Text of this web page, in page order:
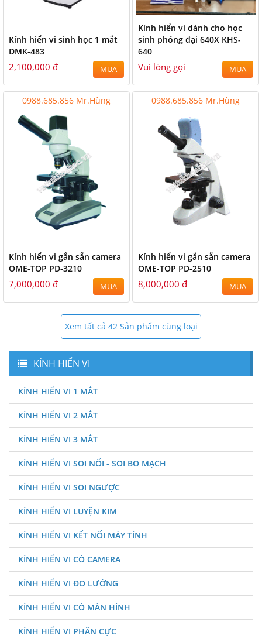
Kính hiển vi sinh học 1 mắt
DMK-483
2,100,000 đ MUA
Kính hiển vi dành cho học
sinh phóng đại 640X KHS-
640
Vui lòng gọi MUA
0988.685.856 Mr.Hùng
Kính hiển vi gắn sẵn camera
OME-TOP PD-3210
7,000,000 đ MUA
0988.685.856 Mr.Hùng
Kính hiển vi gắn sẵn camera
OME-TOP PD-2510
8,000,000 đ MUA
Xem tất cả 42 Sản phẩm cùng loại
KÍNH HIỂN VI
KÍNH HIỂN VI 1 MẮT
KÍNH HIỂN VI 2 MẮT
KÍNH HIỂN VI 3 MẮT
KÍNH HIỂN VI SOI NỔI - SOI BO MẠCH
KÍNH HIỂN VI SOI NGƯỢC
KÍNH HIỂN VI LUYỆN KIM
KÍNH HIỂN VI KẾT NỐI MÁY TÍNH
KÍNH HIỂN VI CÓ CAMERA
KÍNH HIỂN VI ĐO LƯỜNG
KÍNH HIỂN VI CÓ MÀN HÌNH
KÍNH HIỂN VI PHÂN CỰC